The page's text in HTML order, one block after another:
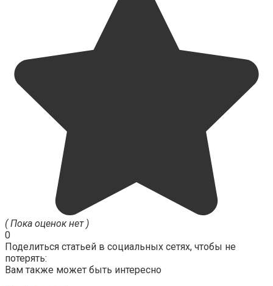
( Пока оценок нет )
0
Поделиться статьей в социальных сетях, чтобы не
потерять:
Вам также может быть интересно